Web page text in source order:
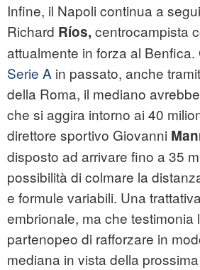
Infine, il Napoli continua a
Richard Ríos, centrocampista
attualmente in forza al
Serie A in passato, anche
della Roma, il mediano
che si aggira intorno ai 40
direttore sportivo Giovanni
disposto ad arrivare fino a 35
possibilità di colmare la
e formule variabili. Una
embrionale, ma che testimonia
partenopeo di rafforzare in
mediana in vista della